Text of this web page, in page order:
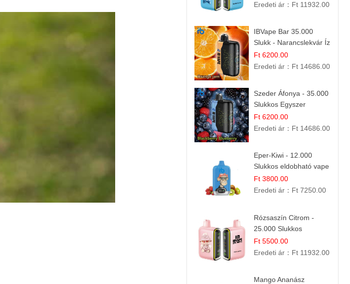
Desszert Íz
Eredeti ár： Ft 11932.00
IBVape Bar 35.000
Slukk - Narancslekvár Íz
| Prémium E-cigaretta
Ft 6200.00
Eredeti ár： Ft 14686.00
Szeder Áfonya - 35.000
Slukkos Egyszer
Használatos E-cigaretta
| Prémium Ízélmény
Ft 6200.00
Eredeti ár： Ft 14686.00
Eper-Kiwi - 12.000
Slukkos eldobható vape
| Friss Gyümölcs
Kombináció
Ft 3800.00
Eredeti ár： Ft 7250.00
Rózsaszín Citrom -
25.000 Slukkos
eldobható e-Cigaretta |
IBvape Bar
Ft 5500.00
Eredeti ár： Ft 11932.00
Mango Ananász